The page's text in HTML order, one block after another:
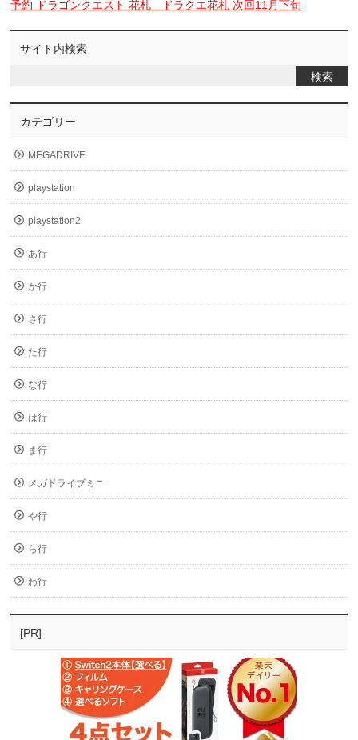
予約 ドラゴンクエスト 花札 ドラクエ花札 次回11月下旬
サイト内検索
カテゴリー
MEGADRIVE
playstation
playstation2
あ行
か行
さ行
た行
な行
は行
ま行
メガドライブミニ
や行
ら行
わ行
[PR]